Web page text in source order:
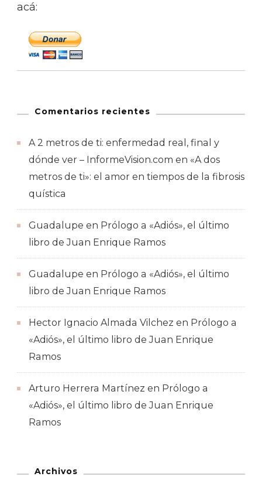
acá:
Comentarios recientes
A 2 metros de ti: enfermedad real, final y
dónde ver – InformeVision.com en «A dos
metros de ti»: el amor en tiempos de la fibrosis
quística
Guadalupe en Prólogo a «Adiós», el último
libro de Juan Enrique Ramos
Guadalupe en Prólogo a «Adiós», el último
libro de Juan Enrique Ramos
Hector Ignacio Almada Vilchez en Prólogo a
«Adiós», el último libro de Juan Enrique
Ramos
Arturo Herrera Martínez en Prólogo a
«Adiós», el último libro de Juan Enrique
Ramos
Archivos